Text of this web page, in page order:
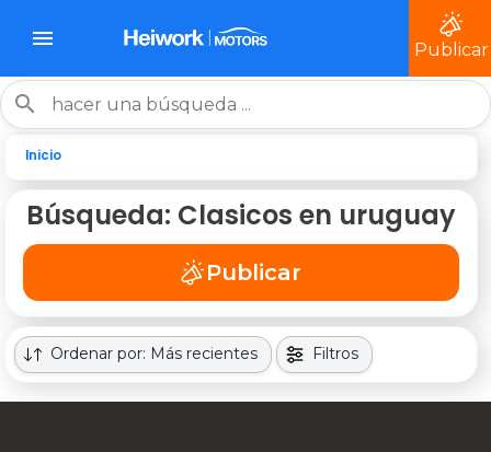
Publicar
Inicio
Búsqueda: Clasicos en uruguay
Publicar
Ordenar por: Más recientes Filtros